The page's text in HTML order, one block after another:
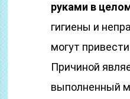
руками в
гигиены и
могут
Причиной
выполненный